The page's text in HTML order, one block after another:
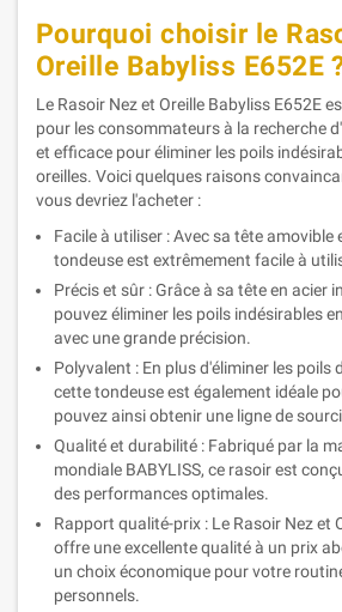
Pourquoi choisir le
Oreille Babyliss E652E
Le Rasoir Nez et Oreille Babyliss E652E
pour les consommateurs à la recherche
et efficace pour éliminer les poils
oreilles. Voici quelques raisons
vous devriez l'acheter :
Facile à utiliser : Avec sa tête amovible
tondeuse est extrêmement facile à
Précis et sûr : Grâce à sa tête en acier
pouvez éliminer les poils indésirables
avec une grande précision.
Polyvalent : En plus d'éliminer les poils
cette tondeuse est également idéale
pouvez ainsi obtenir une ligne de
Qualité et durabilité : Fabriqué par la
mondiale BABYLISS, ce rasoir est
des performances optimales.
Rapport qualité-prix : Le Rasoir Nez et
offre une excellente qualité à un prix
un choix économique pour votre
personnels.